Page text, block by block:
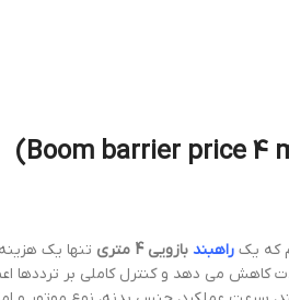
که یک راهبند بازویی 4 متری
تنها یک
کاهش می دهد و کنترل کاملی بر ترددها